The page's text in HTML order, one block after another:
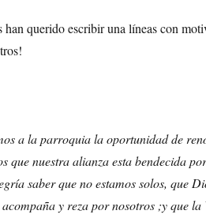
querido escribir una líneas con
a la parroquia la oportunidad de
que nuestra alianza esta bendecida
saber que no estamos solos, que
y reza por nosotros ;y que